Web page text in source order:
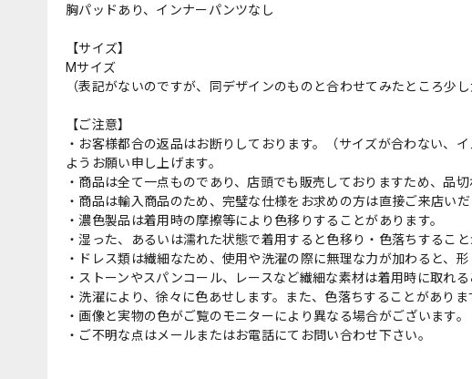
胸パッドあり、インナーパンツなし
【サイズ】
Mサイズ
（表記がないのですが、同デザインのものと合わせてみたところ少
【ご注意】
・お客様都合の返品はお断りしております。（サイズが合わない、
ようお願い申し上げます。
・商品は全て一点ものであり、店頭でも販売しておりますため、品切
・商品は輸入商品のため、完璧な仕様をお求めの方は直接ご来店い
・濃色製品は着用時の摩擦等により色移りすることがあります。
・湿った、あるいは濡れた状態で着用すると色移り・色落ちすること
・ドレス類は繊細なため、使用や洗濯の際に無理な力が加わると、
・ストーンやスパンコール、レースなど繊細な素材は着用時に取れる
・洗濯により、徐々に色あせします。また、色落ちすることがあり
・画像と実物の色がご覧のモニターにより異なる場合がございます。
・ご不明な点はメールまたはお電話にてお問い合わせ下さい。